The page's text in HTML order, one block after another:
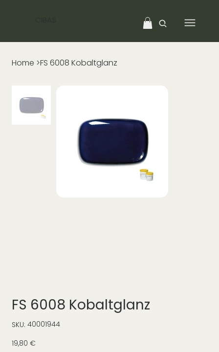
Home >FS 6008 Kobaltglanz
FS 6008 Kobaltglanz
SKU:
SKU
40001944
40001944
Prezzo
19,80 €